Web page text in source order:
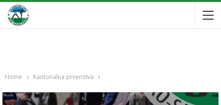
Home Kantonalna prvenstva